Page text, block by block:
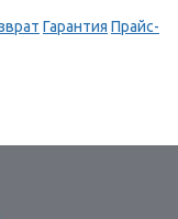
Гарантия Прайс-